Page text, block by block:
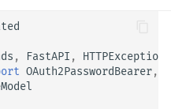
, FastAPI , HTTPException
OAuth2PasswordBearer,